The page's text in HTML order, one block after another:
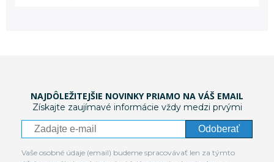
NAJDÔLEŽITEJŠIE NOVINKY PRIAMO NA VÁŠ EMAIL
Získajte zaujímavé informácie vždy medzi prvými
Odoberať
Vaše osobné údaje (email) budeme spracovávať len za týmto